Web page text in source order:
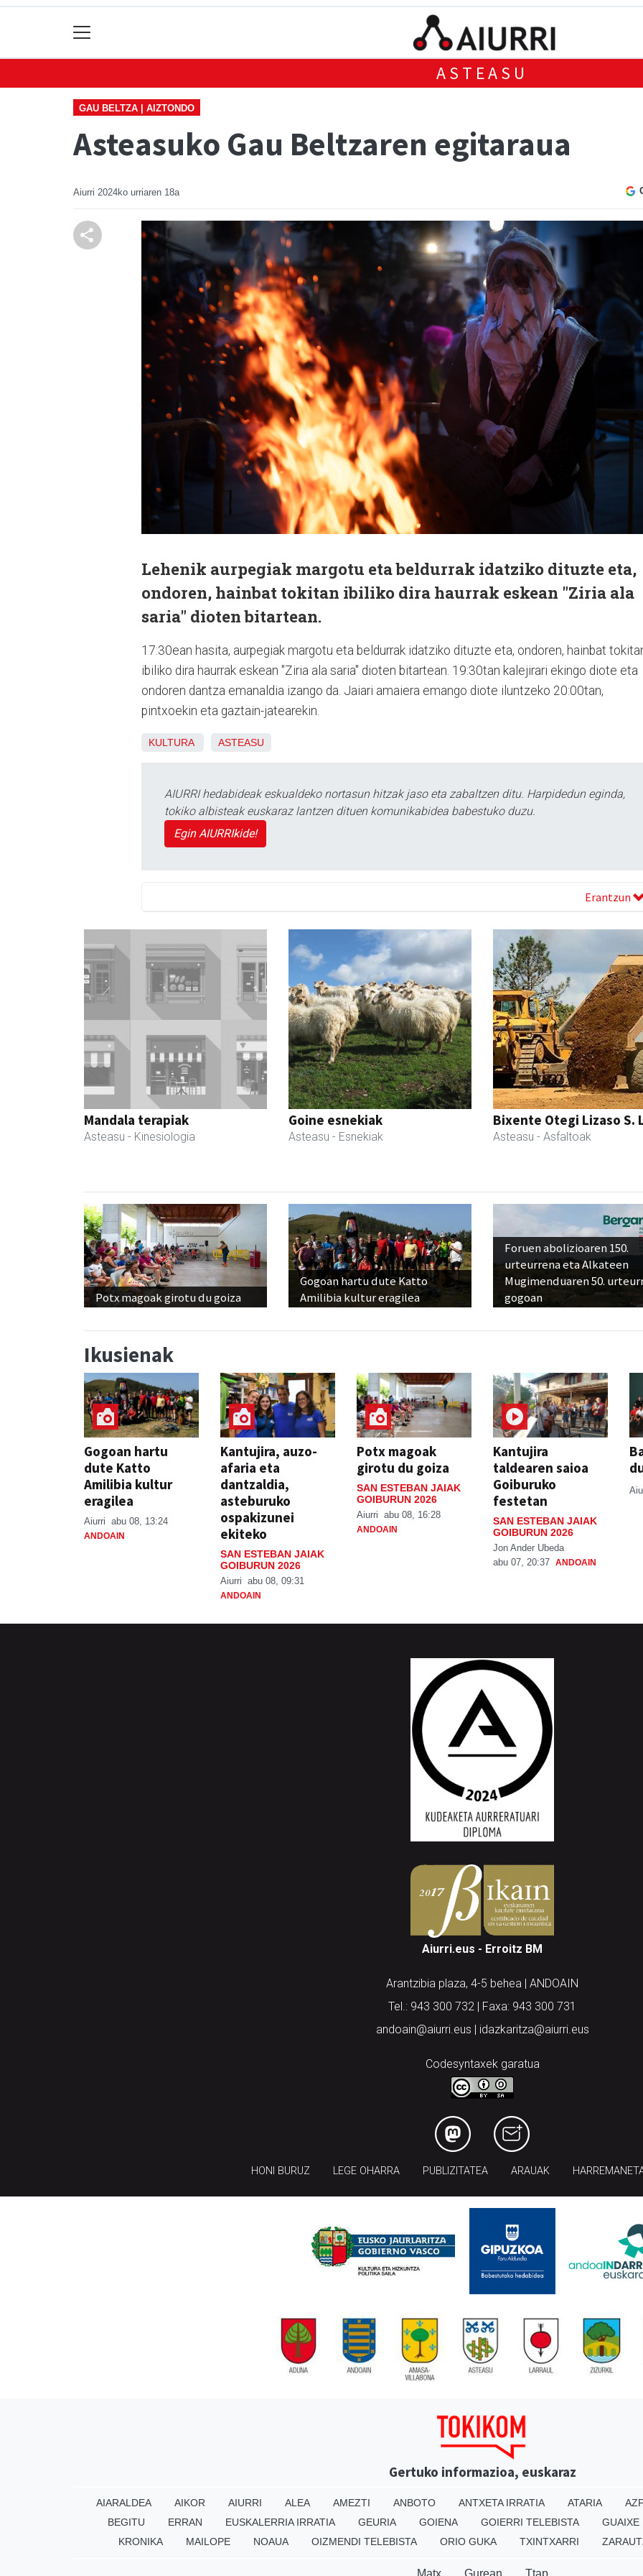
ASTEASU
GAU BELTZA | AIZTONDO
Asteasuko Gau Beltzaren egitaraua
Aiurri 2024ko urriaren 18a
Lehenik aurpegiak margotu eta beldurrak idatziko dituzte eta,
ondoren, hainbat tokitan ibiliko dira haurrak eskean "Ziria ala
saria" dioten bitartean.
17:30ean hasita, aurpegiak margotu eta beldurrak idatziko dituzte eta, ondoren, hainbat
ibiliko dira haurrak eskean "Ziria ala saria" dioten bitartean. 19:30tan kalejirari ekingo diote eta
ondoren dantza emanaldia izango da. Jaiari amaiera emango diote iluntzeko 20:00tan,
pintxoekin eta gaztain-jatearekin.
KULTURA ASTEASU
AIURRI hedabideak eskualdeko nortasun hitzak jaso eta zabaltzen ditu. Harpidedun eginda,
tokiko albisteak euskaraz lantzen dituen komunikabidea babestuko duzu.
Egin AIURRIkide!
Erantzun
Mandala terapiak
Asteasu - Kinesiologia
Goine esnekiak
Asteasu - Esnekiak
Bixente Otegi Lizaso S.
Asteasu - Asfaltoak
Potx magoak girotu du goiza
Gogoan hartu dute Katto
Amilibia kultur eragilea
Foruen abolizioaren 150.
urteurrena eta Alkateen
Mugimenduaren 50.
gogoan
Ikusienak
Gogoan hartu
dute Katto
Amilibia kultur
eragilea
Aiurri abu 08, 13:24
ANDOAIN
Kantujira, auzo-
afaria eta
dantzaldia,
asteburuko
ospakizunei
ekiteko
SAN ESTEBAN JAIAK
GOIBURUN 2026
Aiurri abu 08, 09:31
ANDOAIN
Potx magoak
girotu du goiza
SAN ESTEBAN JAIAK
GOIBURUN 2026
Aiurri abu 08, 16:28
ANDOAIN
Kantujira
taldearen saioa
Goiburuko
festetan
SAN ESTEBAN JAIAK
GOIBURUN 2026
Jon Ander Ubeda
abu 07, 20:37 ANDOAIN
Aiurri.eus - Erroitz BM
Arantzibia plaza, 4-5 behea | ANDOAIN
Tel.: 943 300 732 | Faxa: 943 300 731
andoain@aiurri.eus | idazkaritza@aiurri.eus
Codesyntaxek garatua
HONI BURUZ LEGE OHARRA PUBLIZITATEA ARAUAK
Gertuko informazioa, euskaraz
AIARALDEA AIKOR AIURRI ALEA AMEZTI ANBOTO ANTXETA IRRATIA ATARIA
BEGITU
ERRAN EUSKALERRIA IRRATIA GEURIA GOIENA GOIERRI TELEBISTA
GUAIXE
KRONIKA
MAILOPE NOAUA OIZMENDI TELEBISTA ORIO GUKA TXINTXARRI
Matx Gurean Ttap